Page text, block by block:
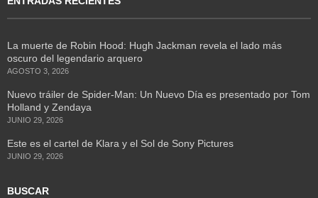
La muerte de Robin Hood: Hugh Jackman revela el lado más
oscuro del legendario arquero
AGOSTO 3, 2026
Nuevo tráiler de Spider-Man: Un Nuevo Día es presentado por Tom
Holland y Zendaya
JUNIO 29, 2026
Este es el cartel de Klara y el Sol de Sony Pictures
JUNIO 29, 2026
BUSCAR